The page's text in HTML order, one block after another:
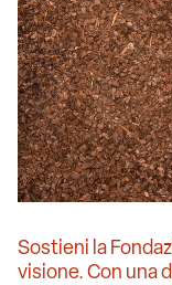
Sostieni la
visione. Con una